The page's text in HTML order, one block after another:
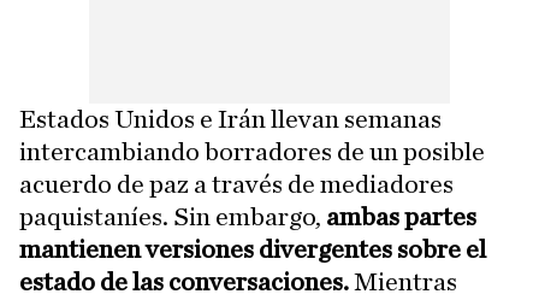
Estados Unidos e Irán llevan semanas
intercambiando borradores de un posible
acuerdo de paz a través de mediadores
paquistaníes. Sin embargo, ambas partes
mantienen versiones divergentes sobre el
estado de las conversaciones.Mientras